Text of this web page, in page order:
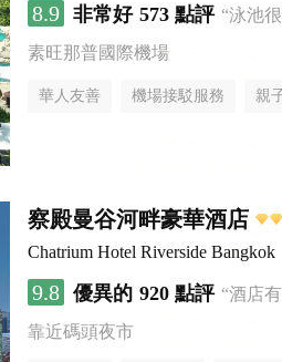
8.9 非常好 573 點評 “泳池
素旺那普國際機場
華人友善 機場接駁服務 親
察殿曼谷河畔豪華酒店
Chatrium Hotel Riverside Bangkok
9.8 優異的 920 點評 “酒店
靠近碼頭夜市